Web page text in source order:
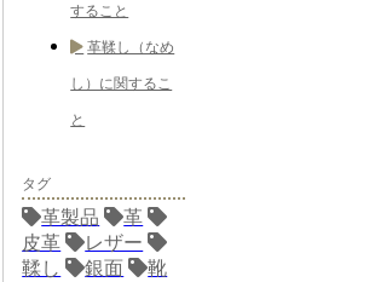
すること
革鞣し（なめ
し）に関するこ
と
タグ
革製品
革
皮革
レザー
鞣し
銀面
靴